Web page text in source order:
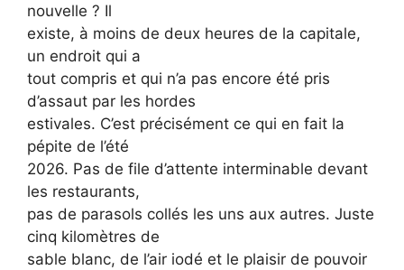
nouvelle ? Il
existe, à moins de deux heures de la capitale,
un endroit qui a
tout compris et qui n’a pas encore été pris
d’assaut par les hordes
estivales. C’est précisément ce qui en fait la
pépite de l’été
2026. Pas de file d’attente interminable devant
les restaurants,
pas de parasols collés les uns aux autres. Juste
cinq kilomètres de
sable blanc, de l’air iodé et le plaisir de pouvoir